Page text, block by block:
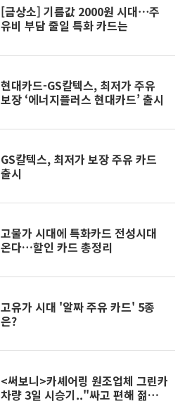
[금상소] 기름값 2000원 시대⋯주
유비 부담 줄일 특화 카드는
현대카드-GS칼텍스, 최저가 주유
보장 ‘에너지플러스 현대카드’ 출시
GS칼텍스, 최저가 보장 주유 카드
출시
고물가 시대에 특화카드 전성시대
온다…할인 카드 총정리
고유가 시대 '알짜 주유 카드' 5종
은?
<써보니>카셰어링 원조업체 그린카
차량 3일 시승기.."싸고 편해 젊은